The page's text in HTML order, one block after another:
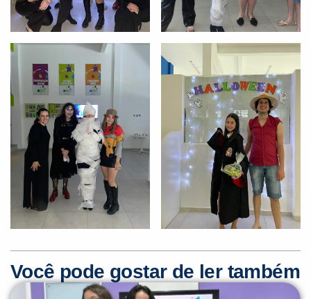
Você pode gostar de ler também